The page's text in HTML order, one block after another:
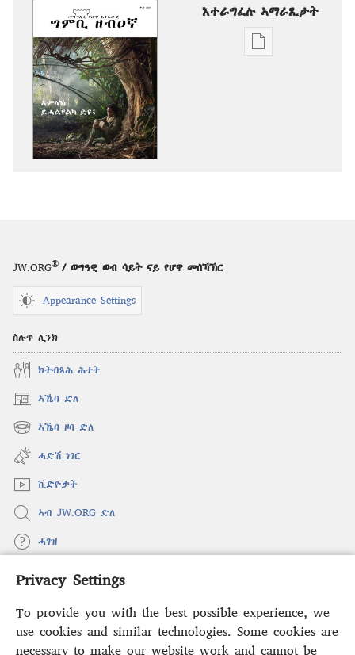
Privacy Settings
To provide you with the best possible experience, we
use cookies and similar technologies. Some cookies are
necessary to make our website work and cannot be
እተራግፈሉ ኣማራጺታት
ዲጂታዊ
JW.ORG® / ወግዓዊ ወብ ሳይት ናይ የሆዋ መሰኻኽር
Appearance Settings
ስሉጥ ሊንክ
ክትብጻሕ ሕተት
ኣኼባ ድለ
(opens
new
window)
ኣኼባ ዞባ ድለ
(opens
new
window)
ሓድሽ ነገር
ቪድዮታት
ኣብ JW.ORG ድለ
ሓገዝ
ወፈያ
(opens
window)
ቤተ መጻሕፍቲ ኢንተርነት ግምቢ ዘብዐኛ
(opens
new